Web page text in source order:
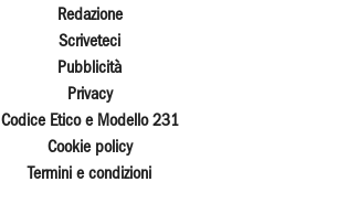
Redazione
Scriveteci
Pubblicità
Privacy
Codice Etico e Modello 231
Cookie policy
Termini e condizioni